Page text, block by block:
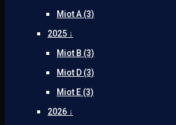
Miot A (3)
2025 ↓
Miot B (3)
Miot D (3)
Miot E (3)
2026 ↓